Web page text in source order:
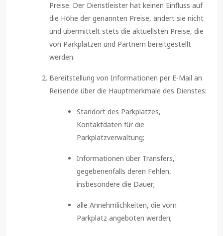
Preise. Der Dienstleister hat keinen Einfluss auf
die Höhe der genannten Preise, ändert sie nicht
und übermittelt stets die aktuellsten Preise, die
von Parkplätzen und Partnern bereitgestellt
werden.
Bereitstellung von Informationen per E-Mail an
Reisende über die Hauptmerkmale des Dienstes:
Standort des Parkplatzes,
Kontaktdaten für die
Parkplatzverwaltung;
Informationen über Transfers,
gegebenenfalls deren Fehlen,
insbesondere die Dauer;
alle Annehmlichkeiten, die vom
Parkplatz angeboten werden;